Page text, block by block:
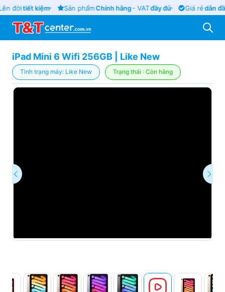
đờitiết kiệm Sản phẩmChính hãng- VATđầy đủ Giá rẻdẫn đầu
iPad Mini 6 Wifi 256GB | Like New
Tình trạng máy: Like New Trạng thái : Còn hàng